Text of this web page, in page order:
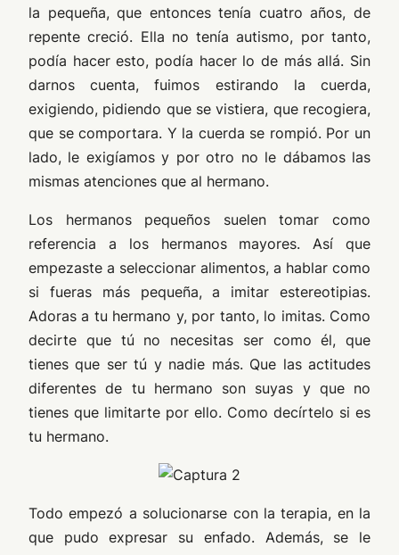
la pequeña, que entonces tenía cuatro años, de
repente creció. Ella no tenía autismo, por tanto,
podía hacer esto, podía hacer lo de más allá. Sin
darnos cuenta, fuimos estirando la cuerda,
exigiendo, pidiendo que se vistiera, que recogiera,
que se comportara. Y la cuerda se rompió. Por un
lado, le exigíamos y por otro no le dábamos las
mismas atenciones que al hermano.
Los hermanos pequeños suelen tomar como
referencia a los hermanos mayores. Así que
empezaste a seleccionar alimentos, a hablar como
si fueras más pequeña, a imitar estereotipias.
Adoras a tu hermano y, por tanto, lo imitas. Como
decirte que tú no necesitas ser como él, que
tienes que ser tú y nadie más. Que las actitudes
diferentes de tu hermano son suyas y que no
tienes que limitarte por ello. Como decírtelo si es
tu hermano.
Todo empezó a solucionarse con la terapia, en la
que pudo expresar su enfado. Además, se le